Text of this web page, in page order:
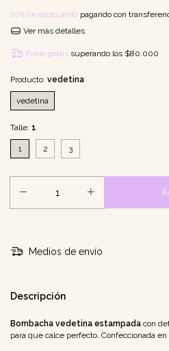
10% de descuento pagando con
Ver más detalles
Envío gratis superando los $80.000
Producto: vedetina
vedetina
Talle: 1
1 2 3
Medios de envío
Descripción
Bombacha vedetina estampada con
para que calce perfecto. Confeccionada en